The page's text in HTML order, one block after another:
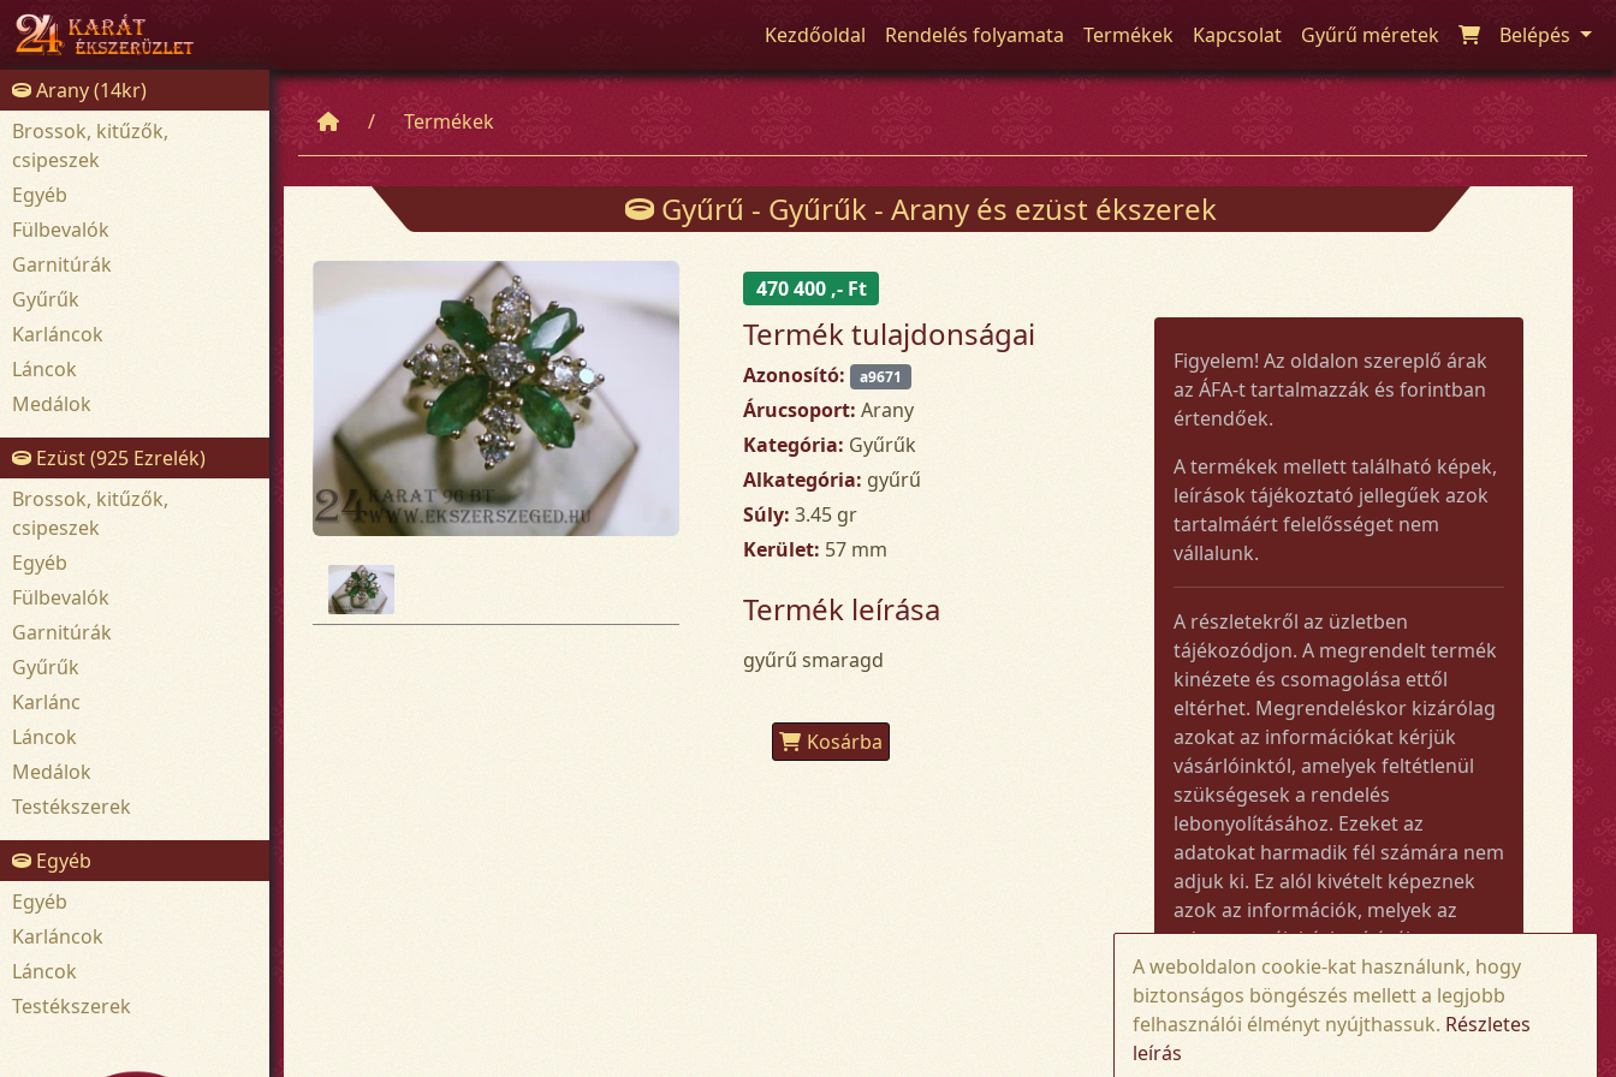
Kezdőoldal Rendelés folyamata Termékek Kapcsolat Gyűrű méretek Belépés
Arany (14kr)
Brossok, kitűzők,
csipeszek
Egyéb
Fülbevalók
Garnitúrák
Gyűrűk
Karláncok
Láncok
Medálok
Ezüst (925 Ezrelék)
Brossok, kitűzők,
csipeszek
Egyéb
Fülbevalók
Garnitúrák
Gyűrűk
Karlánc
Láncok
Medálok
Testékszerek
Egyéb
Egyéb
Karláncok
Láncok
Testékszerek
Termékek
Gyűrű - Gyűrűk - Arany és ezüst ékszerek
470 400 ,- Ft
Termék tulajdonságai
Azonosító: a9671
Árucsoport: Arany
Kategória: Gyűrűk
Alkategória: gyűrű
Súly: 3.45 gr
Kerület: 57 mm
Termék leírása
gyűrű smaragd
Kosárba
Figyelem! Az oldalon szereplő árak
az ÁFA-t tartalmazzák és forintban
értendőek.
A termékek mellett található képek,
leírások tájékoztató jellegűek azok
tartalmáért felelősséget nem
vállalunk.
A részletekről az üzletben
tájékozódjon. A megrendelt termék
kinézete és csomagolása ettől
eltérhet. Megrendeléskor kizárólag
azokat az információkat kérjük
vásárlóinktól, amelyek feltétlenül
szükségesek a rendelés
lebonyolításához. Ezeket az
adatokat harmadik fél számára nem
adjuk ki. Ez alól kivételt képeznek
azok az információk, melyek az
adott termék kézbesítéséhez vagy
kiszállításához szükségesek.
Amennyiben a megrendelt termék
összege meghaladja az 50.000 Ft-ot,
A weboldalon cookie-kat használunk, hogy
biztonságos böngészés mellett a legjobb
felhasználói élményt nyújthassuk. Részletes
leírás